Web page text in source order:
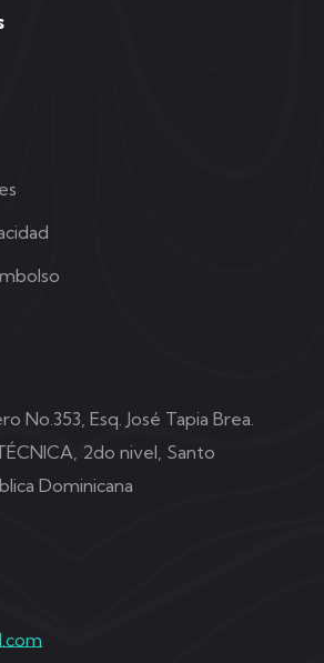
No.353, Esq. José Tapia Brea.
2do nivel, Santo
Dominicana